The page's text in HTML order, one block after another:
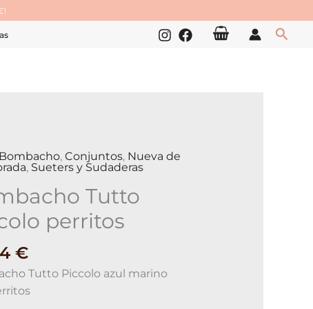
Bombacho,Conjuntos, Nueva de
, Sueters y Sudaderas
Tutto
perritos
€
Tutto Piccolo azul marino